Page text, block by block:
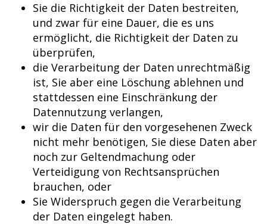
Sie die Richtigkeit der Daten bestreiten,
und zwar für eine Dauer, die es uns
ermöglicht, die Richtigkeit der Daten zu
überprüfen,
die Verarbeitung der Daten unrechtmäßig
ist, Sie aber eine Löschung ablehnen und
stattdessen eine Einschränkung der
Datennutzung verlangen,
wir die Daten für den vorgesehenen Zweck
nicht mehr benötigen, Sie diese Daten aber
noch zur Geltendmachung oder
Verteidigung von Rechtsansprüchen
brauchen, oder
Sie Widerspruch gegen die Verarbeitung
der Daten eingelegt haben.